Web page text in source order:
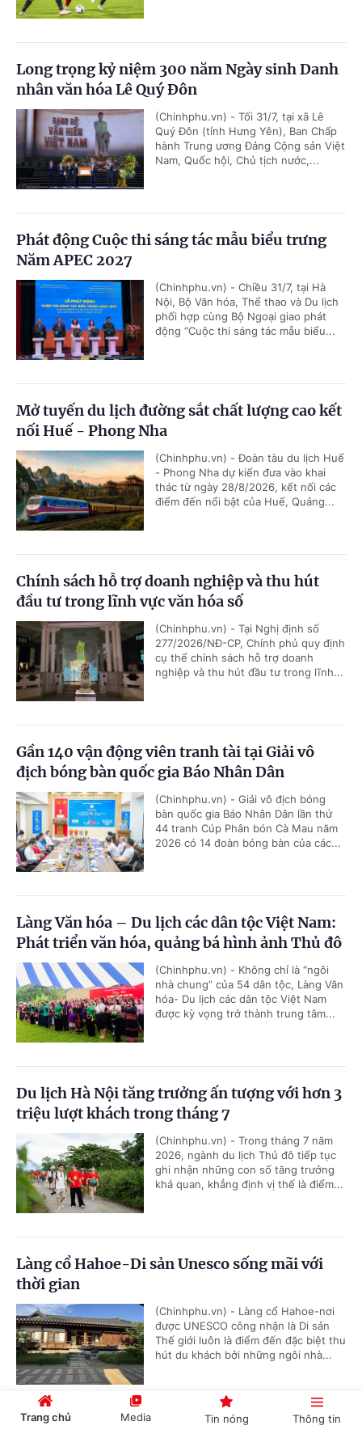
Long trọng kỷ niệm 300 năm Ngày sinh Danh
nhân văn hóa Lê Quý Đôn
(Chinhphu.vn) - Tối 31/7, tại xã Lê
Quý Đôn (tỉnh Hưng Yên), Ban Chấp
hành Trung ương Đảng Cộng sản Việt
Nam, Quốc hội, Chủ tịch nước,...
Phát động Cuộc thi sáng tác mẫu biểu trưng
Năm APEC 2027
(Chinhphu.vn) - Chiều 31/7, tại Hà
Nội, Bộ Văn hóa, Thể thao và Du lịch
phối hợp cùng Bộ Ngoại giao phát
động “Cuộc thi sáng tác mẫu biểu...
Mở tuyến du lịch đường sắt chất lượng cao kết
nối Huế - Phong Nha
(Chinhphu.vn) - Đoàn tàu du lịch Huế
- Phong Nha dự kiến đưa vào khai
thác từ ngày 28/8/2026, kết nối các
điểm đến nổi bật của Huế, Quảng...
Chính sách hỗ trợ doanh nghiệp và thu hút
đầu tư trong lĩnh vực văn hóa số
(Chinhphu.vn) - Tại Nghị định số
277/2026/NĐ-CP, Chính phủ quy định
cụ thể chính sách hỗ trợ doanh
nghiệp và thu hút đầu tư trong lĩnh...
Gần 140 vận động viên tranh tài tại Giải vô
địch bóng bàn quốc gia Báo Nhân Dân
(Chinhphu.vn) - Giải vô địch bóng
bàn quốc gia Báo Nhân Dân lần thứ
44 tranh Cúp Phân bón Cà Mau năm
2026 có 14 đoàn bóng bàn của các...
Làng Văn hóa – Du lịch các dân tộc Việt Nam:
Phát triển văn hóa, quảng bá hình ảnh Thủ đô
(Chinhphu.vn) - Không chỉ là “ngôi
nhà chung” của 54 dân tộc, Làng Văn
hóa- Du lịch các dân tộc Việt Nam
được kỳ vọng trở thành trung tâm...
Du lịch Hà Nội tăng trưởng ấn tượng với hơn 3
triệu lượt khách trong tháng 7
(Chinhphu.vn) - Trong tháng 7 năm
2026, ngành du lịch Thủ đô tiếp tục
ghi nhận những con số tăng trưởng
khả quan, khẳng định vị thế là điểm...
Làng cổ Hahoe-Di sản Unesco sống mãi với
thời gian
(Chinhphu.vn) - Làng cổ Hahoe-nơi
được UNESCO công nhận là Di sản
Thế giới luôn là điểm đến đặc biệt thu
hút du khách bởi những ngôi nhà...
Trang chủ Media Tin nóng Thông tin